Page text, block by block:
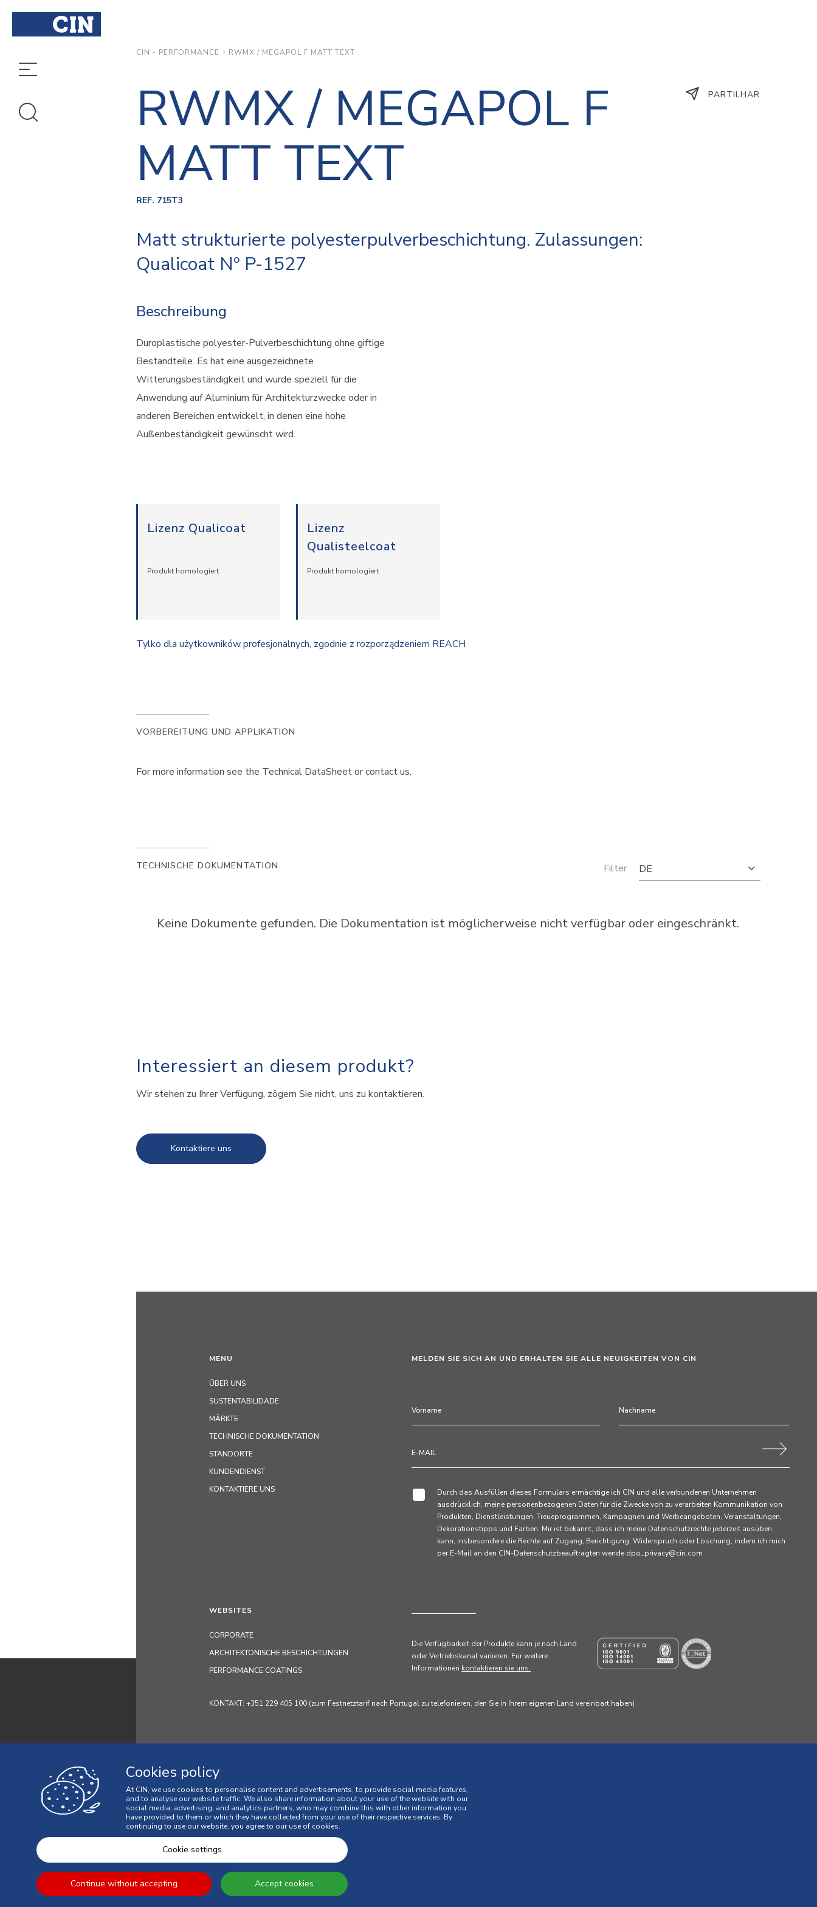
CIN - PERFORMANCE RWMX / MEGAPOL F MATT TEXT
RWMX / MEGAPOL F
MATT TEXT
REF. 715T3
Matt strukturierte polyesterpulverbeschichtung. Zulassungen:
Qualicoat Nº P-1527
Beschreibung
Duroplastische polyester-Pulverbeschichtung ohne giftige
Bestandteile. Es hat eine ausgezeichnete
Witterungsbeständigkeit und wurde speziell für die
Anwendung auf Aluminium für Architekturzwecke oder in
anderen Bereichen entwickelt, in denen eine hohe
Außenbeständigkeit gewünscht wird.
PARTILHAR
Lizenz Qualicoat
Produkt homologiert
Lizenz
Qualisteelcoat
Produkt homologiert
Tylko dla użytkowników profesjonalnych, zgodnie z rozporządzeniem REACH
VORBEREITUNG UND APPLIKATION
For more information see the Technical DataSheet or contact us.
TECHNISCHE DOKUMENTATION Filter DE
Keine Dokumente gefunden. Die Dokumentation ist möglicherweise nicht verfügbar oder eingeschränkt.
Interessiert an diesem produkt?
Wir stehen zu Ihrer Verfügung, zögern Sie nicht, uns zu kontaktieren.
Kontaktiere uns
MENU
ÜBER UNS
SUSTENTABILIDADE
MÄRKTE
TECHNISCHE DOKUMENTATION
STANDORTE
KUNDENDIENST
KONTAKTIERE UNS
MELDEN SIE SICH AN UND ERHALTEN SIE ALLE NEUIGKEITEN VON CIN
Durch das Ausfüllen dieses Formulars ermächtige ich CIN und alle verbundenen Unternehmen
ausdrücklich, meine personenbezogenen Daten für die Zwecke von zu verarbeiten Kommunikation von
Produkten, Dienstleistungen, Treueprogrammen, Kampagnen und Werbeangeboten, Veranstaltungen,
Dekorationstipps und Farben. Mir ist bekannt, dass ich meine Datenschutzrechte jederzeit ausüben
kann, insbesondere die Rechte auf Zugang, Berichtigung, Widerspruch oder Löschung, indem ich mich
per E-Mail an den CIN-Datenschutzbeauftragten wende dpo_privacy@cin.com
WEBSITES
CORPORATE
ARCHITEKTONISCHE BESCHICHTUNGEN
PERFORMANCE COATINGS
Die Verfügbarkeit der Produkte kann je nach Land
oder Vertriebskanal variieren. Für weitere
Informationen kontaktieren sie uns.
KONTAKT: +351 229 405 100 (zum Festnetztarif nach Portugal zu telefonieren, den Sie in Ihrem eigenen Land vereinbart haben)
Datenschutz-Bestimmungen Cookie-Richtlinie
Verbraucherstreitigkeiten
Cookies policy
At CIN, we use cookies to personalise content and advertisements, to provide social media features,
and to analyse our website traffic. We also share information about your use of the website with our
social media, advertising, and analytics partners, who may combine this with other information you
have provided to them or which they have collected from your use of their respective services. By
continuing to use our website, you agree to our use of cookies.
Cookie settings
Continue without accepting Accept cookies